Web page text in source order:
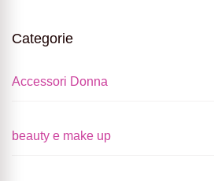
Categorie
Accessori Donna
beauty e make up